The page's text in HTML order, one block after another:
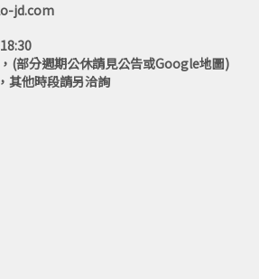
jd.com
(部分週期公休請見公告或Google地圖)
其他時段請另洽詢